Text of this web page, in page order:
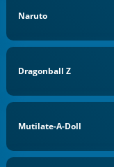
Naruto
Dragonball Z
Mutilate-A-Doll